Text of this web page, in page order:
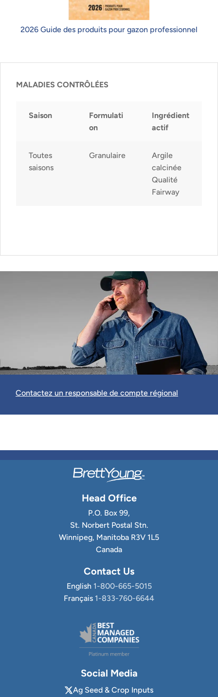
2026 Guide des produits pour gazon professionnel
MALADIES CONTRÔLÉES
Saison
Formulati
on
Ingrédient
actif
Toutes
saisons
Granulaire
Argile
calcinée
Qualité
Fairway
Contactez un responsable de compte régional
Head Office
P.O. Box 99,
St. Norbert Postal Stn.
Winnipeg, Manitoba R3V 1L5
Canada
Contact Us
English 1-800-665-5015
Français 1-833-760-6644
Social Media
Ag Seed & Crop Inputs